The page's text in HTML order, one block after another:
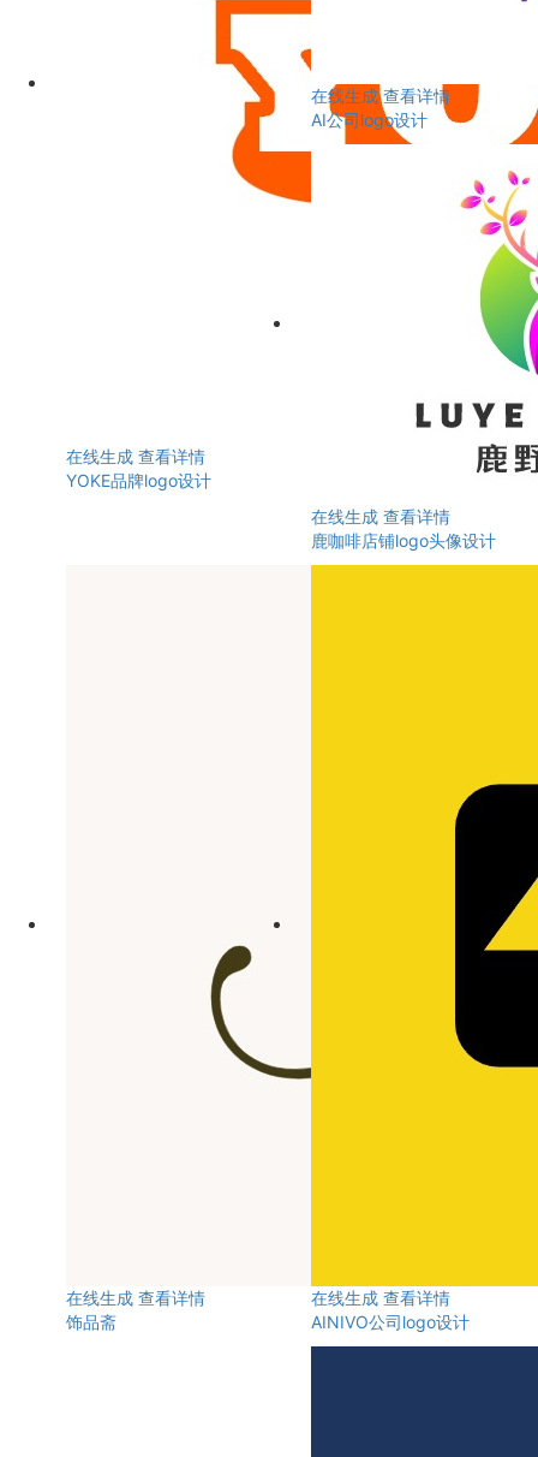
在线生成 查看详情
YOKE品牌logo设计
在线生成 查看详情
AI公司logo设计
在线生成 查看详情
鹿咖啡店铺logo头像设计
在线生成 查看详情
饰品斋
在线生成 查看详情
AINIVO公司logo设计